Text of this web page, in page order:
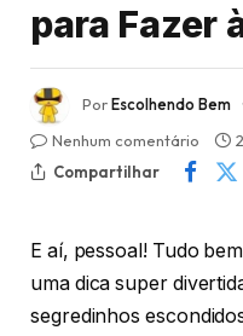
para Fazer
PorEscolhendo Bem
Nenhum comentário
Compartilhar
E aí, pessoal! Tudo
uma dica super
segredinhos